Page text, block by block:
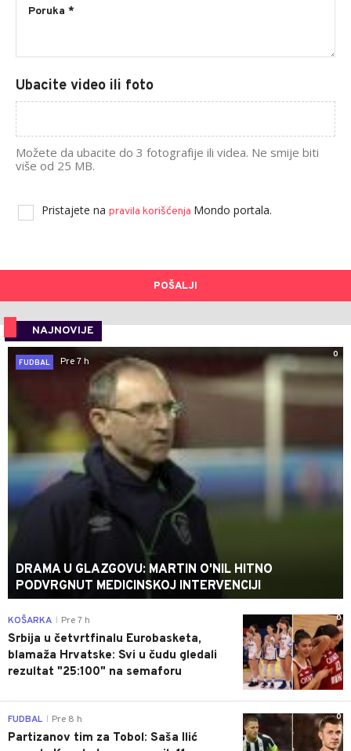
Ubacite video ili foto
Možete da ubacite do 3 fotografije ili videa. Ne smije biti
više od 25 MB.
Pristajete na pravila korišćenja Mondo portala.
POŠALJI
NAJNOVIJE
0
FUDBAL
Pre 7 h
DRAMA U GLAZGOVU: MARTIN O'NIL HITNO
PODVRGNUT MEDICINSKOJ INTERVENCIJI
0
KOŠARKA Pre 7 h
Srbija u četvrtfinalu Eurobasketa,
blamaža Hrvatske: Svi u čudu gledali
rezultat "25:100" na semaforu
0
FUDBAL Pre 8 h
Partizanov tim za Tobol: Saša Ilić